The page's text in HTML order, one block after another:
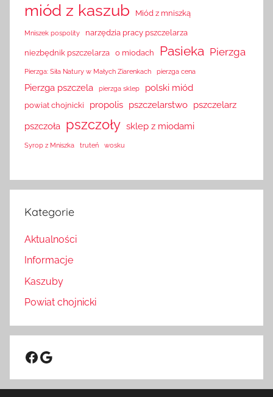
miód z kaszub Miód z mniszką
Mniszek pospolity narzędzia pracy pszczelarza
niezbędnik pszczelarza o miodach Pasieka Pierzga
Pierzga: Siła Natury w Małych Ziarenkach pierzga cena
Pierzga pszczela pierzga sklep polski miód
powiat chojnicki propolis pszczelarstwo pszczelarz
pszczoła pszczoły sklep z miodami
Syrop z Mniszka truteń wosku
Kategorie
Aktualności
Informacje
Kaszuby
Powiat chojnicki
Facebook
Google